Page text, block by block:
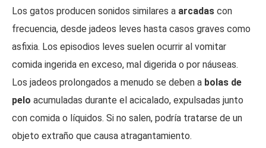
Los gatos producen sonidos similares a arcadas con
frecuencia, desde jadeos leves hasta casos graves como
asfixia. Los episodios leves suelen ocurrir al vomitar
comida ingerida en exceso, mal digerida o por náuseas.
Los jadeos prolongados a menudo se deben a bolas de
pelo acumuladas durante el acicalado, expulsadas junto
con comida o líquidos. Si no salen, podría tratarse de un
objeto extraño que causa atragantamiento.